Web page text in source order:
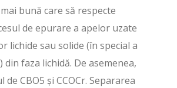
bună care să respecte
de epurare a apelor uzate
lichide sau solide (în special a
faza lichidă. De asemenea,
CBO5 și CCOCr. Separarea